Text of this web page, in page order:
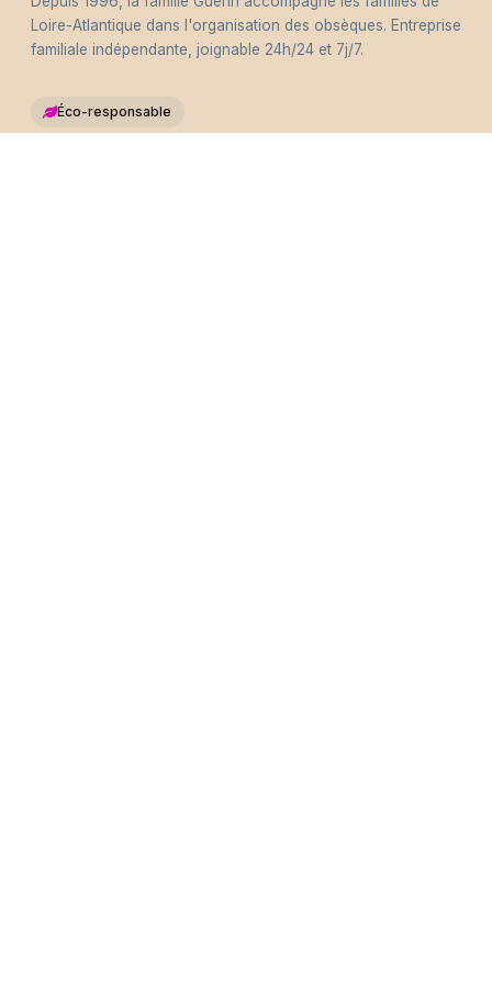
Loire-Atlantique dans l'organisation des obsèques. Entreprise
familiale indépendante, joignable 24h/24 et 7j/7.
Éco-responsable